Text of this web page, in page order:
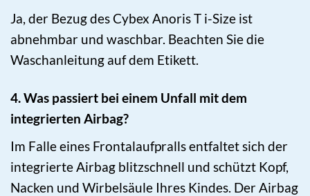
Ja, der Bezug des Cybex Anoris T i-Size ist
abnehmbar und waschbar. Beachten Sie die
Waschanleitung auf dem Etikett.
4. Was passiert bei einem Unfall mit dem
integrierten Airbag?
Im Falle eines Frontalaufpralls entfaltet sich der
integrierte Airbag blitzschnell und schützt Kopf,
Nacken und Wirbelsäule Ihres Kindes. Der Airbag